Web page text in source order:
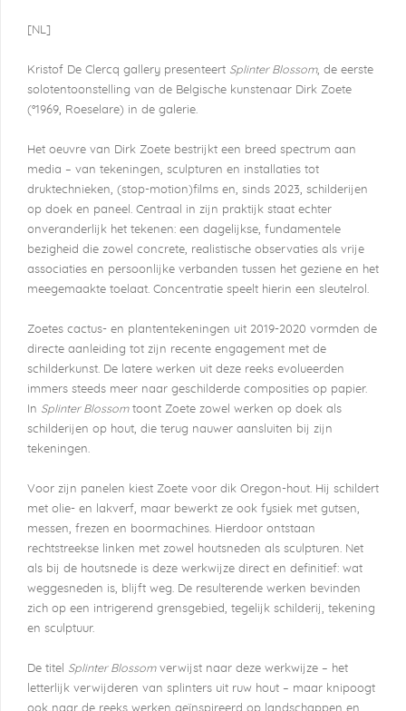
[NL]
Kristof De Clercq gallery presenteert Splinter Blossom, de eerste
solotentoonstelling van de Belgische kunstenaar Dirk Zoete
(°1969, Roeselare) in de galerie.
Het oeuvre van Dirk Zoete bestrijkt een breed spectrum aan
media – van tekeningen, sculpturen en installaties tot
druktechnieken, (stop-motion)films en, sinds 2023, schilderijen
op doek en paneel. Centraal in zijn praktijk staat echter
onveranderlijk het tekenen: een dagelijkse, fundamentele
bezigheid die zowel concrete, realistische observaties als vrije
associaties en persoonlijke verbanden tussen het geziene en het
meegemaakte toelaat. Concentratie speelt hierin een sleutelrol.
Zoetes cactus- en plantentekeningen uit 2019-2020 vormden de
directe aanleiding tot zijn recente engagement met de
schilderkunst. De latere werken uit deze reeks evolueerden
immers steeds meer naar geschilderde composities op papier.
In Splinter Blossomtoont Zoete zowel werken op doek als
schilderijen op hout, die terug nauwer aansluiten bij zijn
tekeningen.
Voor zijn panelen kiest Zoete voor dik Oregon-hout. Hij schildert
met olie- en lakverf, maar bewerkt ze ook fysiek met gutsen,
messen, frezen en boormachines. Hierdoor ontstaan
rechtstreekse linken met zowel houtsneden als sculpturen. Net
als bij de houtsnede is deze werkwijze direct en definitief: wat
weggesneden is, blijft weg. De resulterende werken bevinden
zich op een intrigerend grensgebied, tegelijk schilderij, tekening
en sculptuur.
De titel Splinter Blossomverwijst naar deze werkwijze – het
letterlijk verwijderen van splinters uit ruw hout – maar knipoogt